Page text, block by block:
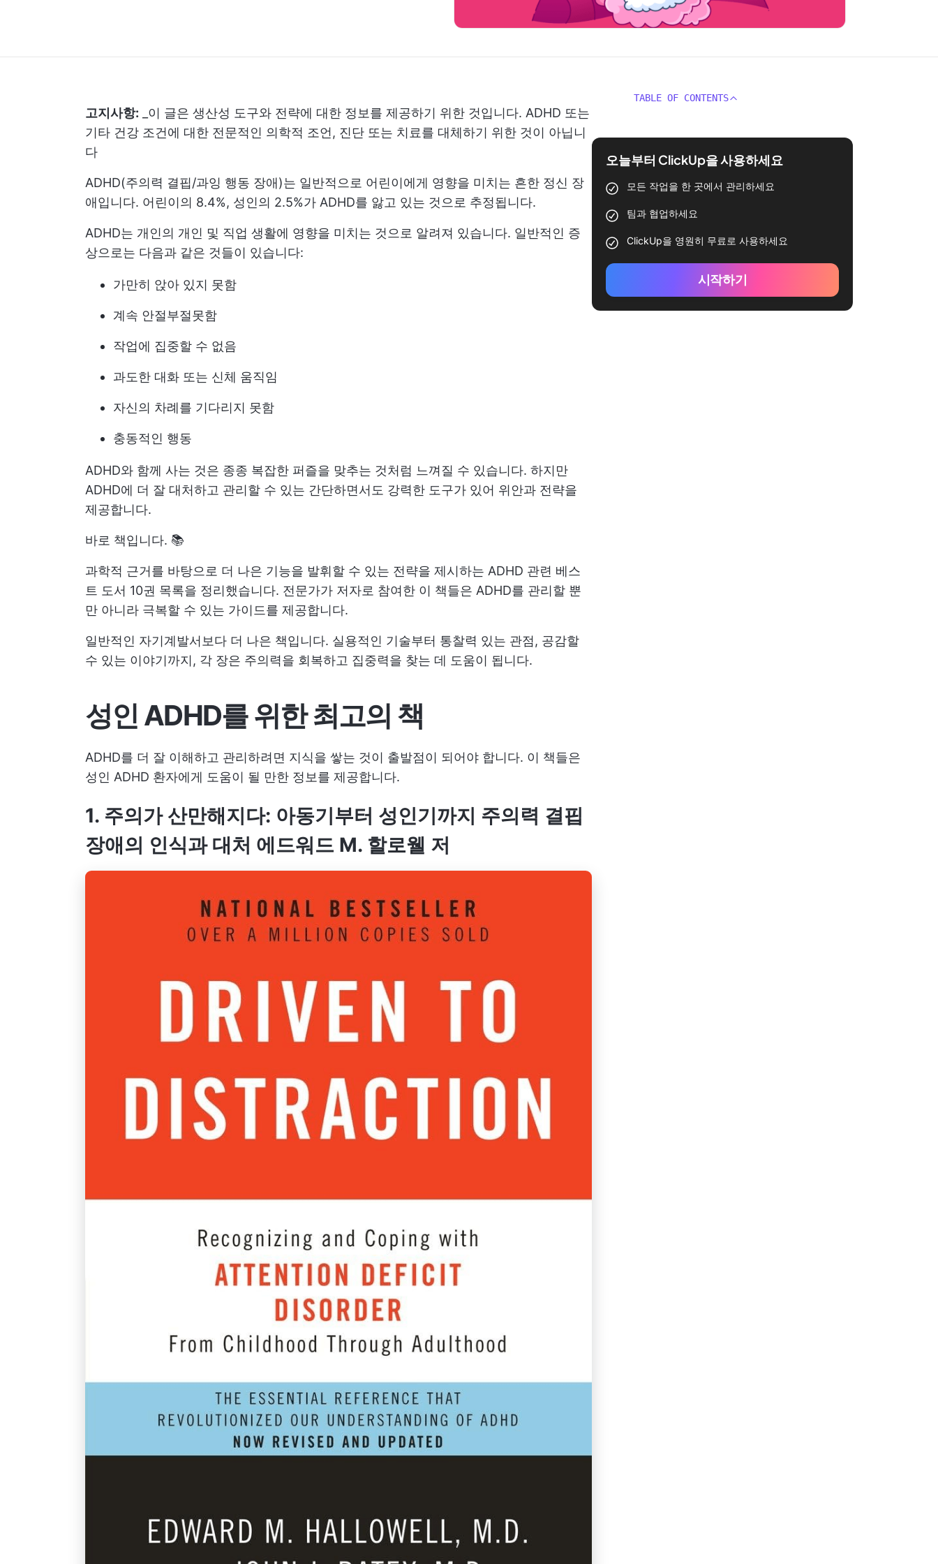
고지사항: _이 글은 생산성 도구와 전략에 대한 정보를 제공하기 위한 것입니다. ADHD 또는
기타 건강 조건에 대한 전문적인 의학적 조언, 진단 또는 치료를 대체하기 위한 것이 아닙니
다
ADHD(주의력 결핍/과잉 행동 장애)는 일반적으로 어린이에게 영향을 미치는 흔한 정신 장
애입니다. 어린이의 8.4%, 성인의 2.5%가 ADHD를 앓고 있는 것으로 추정됩니다.
ADHD는 개인의 개인 및 직업 생활에 영향을 미치는 것으로 알려져 있습니다. 일반적인 증
상으로는 다음과 같은 것들이 있습니다:
가만히 앉아 있지 못함
계속 안절부절못함
작업에 집중할 수 없음
과도한 대화 또는 신체 움직임
자신의 차례를 기다리지 못함
충동적인 행동
ADHD와 함께 사는 것은 종종 복잡한 퍼즐을 맞추는 것처럼 느껴질 수 있습니다. 하지만
ADHD에 더 잘 대처하고 관리할 수 있는 간단하면서도 강력한 도구가 있어 위안과 전략을
제공합니다.
바로 책입니다. 📚
과학적 근거를 바탕으로 더 나은 기능을 발휘할 수 있는 전략을 제시하는 ADHD 관련 베스
트 도서 10권 목록을 정리했습니다. 전문가가 저자로 참여한 이 책들은 ADHD를 관리할 뿐
만 아니라 극복할 수 있는 가이드를 제공합니다.
일반적인 자기계발서보다 더 나은 책입니다. 실용적인 기술부터 통찰력 있는 관점, 공감할
수 있는 이야기까지, 각 장은 주의력을 회복하고 집중력을 찾는 데 도움이 됩니다.
성인 ADHD를 위한 최고의 책
ADHD를 더 잘 이해하고 관리하려면 지식을 쌓는 것이 출발점이 되어야 합니다. 이 책들은
성인 ADHD 환자에게 도움이 될 만한 정보를 제공합니다.
1. 주의가 산만해지다: 아동기부터 성인기까지 주의력 결핍
장애의 인식과 대처 에드워드 M. 할로웰 저
TABLE OF CONTENTS
오늘부터 ClickUp을 사용하세요
모든 작업을 한 곳에서 관리하세요
팀과 협업하세요
ClickUp을 영원히 무료로 사용하세요
시작하기